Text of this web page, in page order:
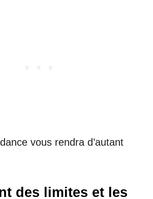
vous rendra d’autant
des limites et les